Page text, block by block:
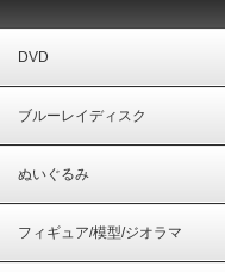
DVD
ブルーレイディスク
ぬいぐるみ
フィギュア/模型/ジオラマ